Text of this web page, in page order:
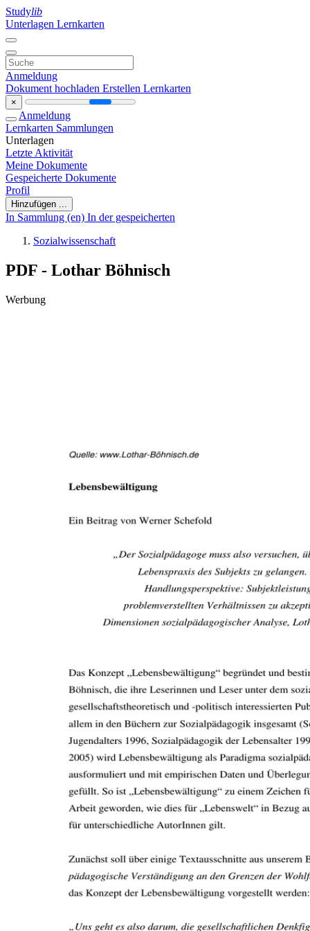
Studylib
Unterlagen Lernkarten
Anmeldung
Dokument hochladen Erstellen Lernkarten
×
Anmeldung
Lernkarten Sammlungen
Unterlagen
Letzte Aktivität
Meine Dokumente
Gespeicherte Dokumente
Profil
Hinzufügen ...
In Sammlung (en) In der gespeicherten
Sozialwissenschaft
PDF - Lothar Böhnisch
Werbung